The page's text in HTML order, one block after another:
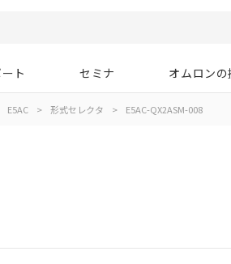
ト セミナ オムロン
E5AC > 形式セレクタ > E5AC-QX2ASM-008